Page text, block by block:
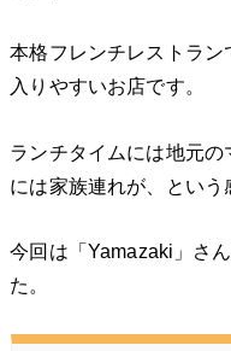
本格フレンチレストラ
入りやすいお店です。
ランチタイムには地元
には家族連れが、という
今回は「Yamazaki」さ
た。